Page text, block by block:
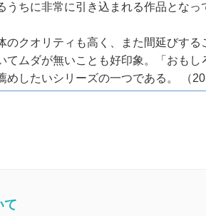
うちに非常に引き込まれる作品となっ
クオリティも高く、また間延びする
てムダが無いことも好印象。「おも
めしたいシリーズの一つである。 （
て